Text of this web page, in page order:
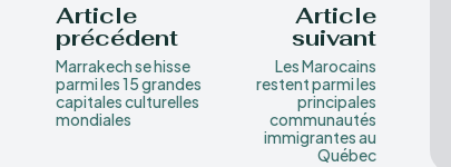
Article
précédent
Marrakech se hisse
parmi les 15 grandes
capitales culturelles
mondiales
Article
suivant
Les Marocains
restent parmi les
principales
communautés
immigrantes au
Québec